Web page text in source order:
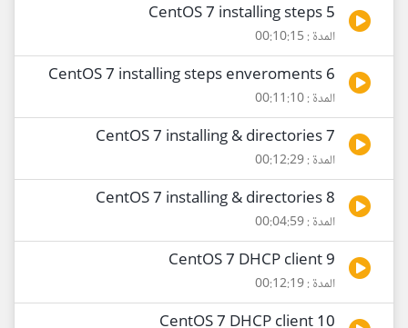
5 CentOS 7 installing steps
المدة : 00:10:15
6 CentOS 7 installing steps enveroments
المدة : 00:11:10
7 CentOS 7 installing & directories
المدة : 00:12:29
8 CentOS 7 installing & directories
المدة : 00:04:59
9 CentOS 7 DHCP client
المدة : 00:12:19